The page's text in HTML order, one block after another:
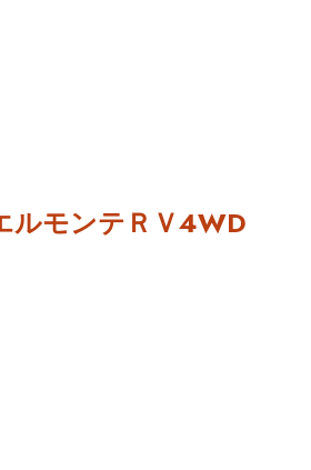
ルモンテＲＶ4WD